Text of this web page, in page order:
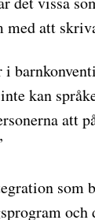
med att
i
kan
att
som